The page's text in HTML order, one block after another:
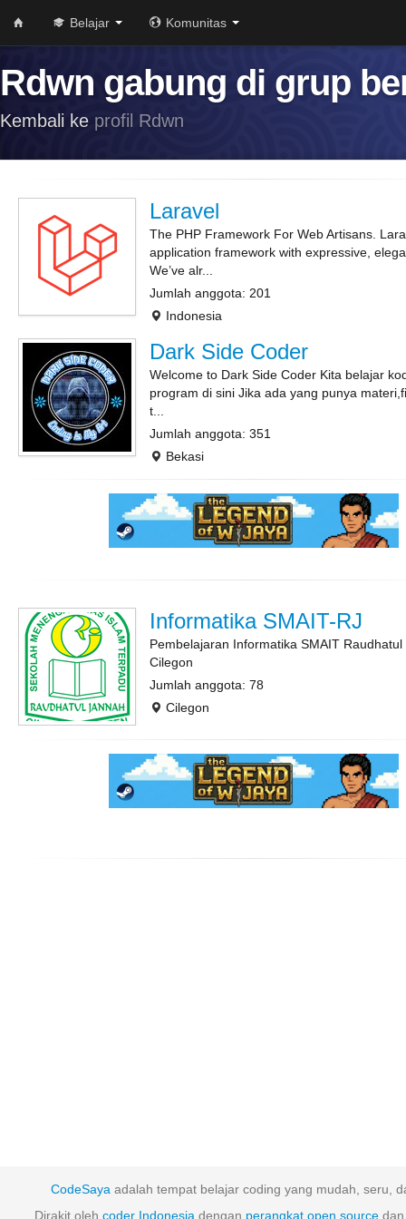
Belajar Komunitas
Rdwn gabung di grup
Kembali ke profil Rdwn
Laravel
The PHP Framework For Web Artisans.
application framework with expressive,
We’ve alr...
Jumlah anggota: 201
Indonesia
Dark Side Coder
Welcome to Dark Side Coder Kita belajar
program di sini Jika ada yang punya
t...
Jumlah anggota: 351
Bekasi
Informatika SMAIT-RJ
Pembelajaran Informatika SMAIT Raudhatul
Cilegon
Jumlah anggota: 78
Cilegon
CodeSaya adalah tempat belajar coding yang mudah, seru,
Dirakit oleh coder Indonesia dengan perangkat open source